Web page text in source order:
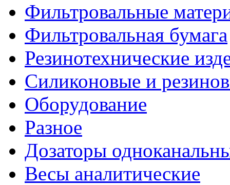
Фильтровальные
Фильтровальная бумага
Резинотехнические
Силиконовые и
Оборудование
Разное
Дозаторы
Весы аналитические